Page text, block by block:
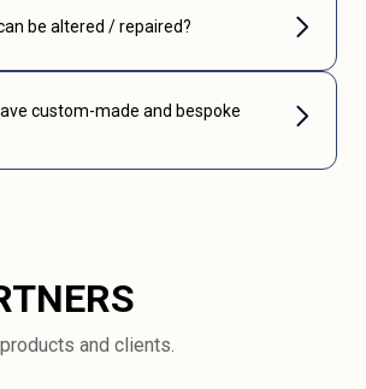
be altered / repaired?
custom-made and bespoke
and clients.